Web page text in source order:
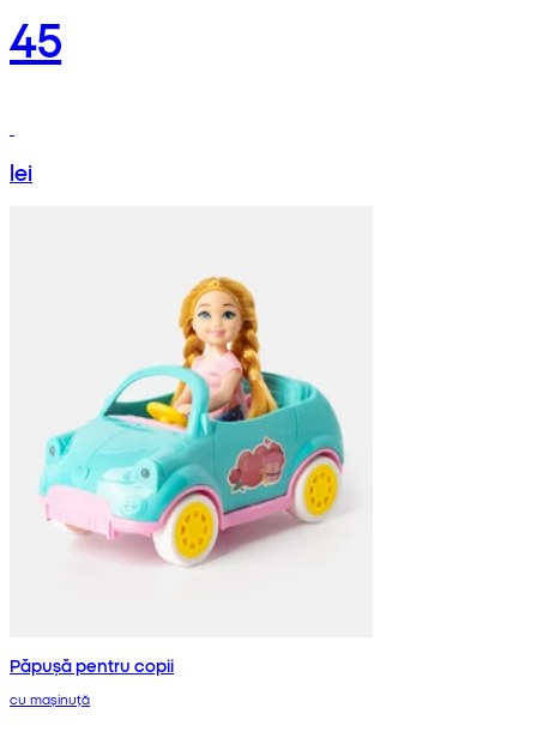
45
lei
Păpușă pentru copii
cu mașinuță